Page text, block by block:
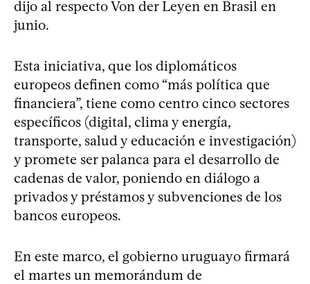
dijo al respecto Von der Leyen en Brasil en
junio.
Esta iniciativa, que los diplomáticos
europeos definen como “más política que
financiera”, tiene como centro cinco sectores
específicos (digital, clima y energía,
transporte, salud y educación e investigación)
y promete ser palanca para el desarrollo de
cadenas de valor, poniendo en diálogo a
privados y préstamos y subvenciones de los
bancos europeos.
En este marco, el gobierno uruguayo firmará
el martes un memorándum de